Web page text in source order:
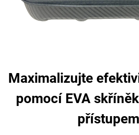
Maximalizujte
pomocí EVA
přístupem